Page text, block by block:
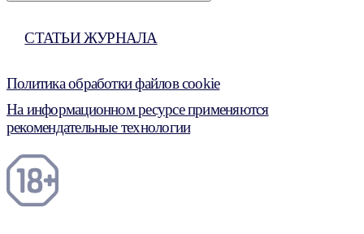
СТАТЬИ ЖУРНАЛА
Политика обработки файлов cookie
На информационном ресурсе применяются
рекомендательные технологии